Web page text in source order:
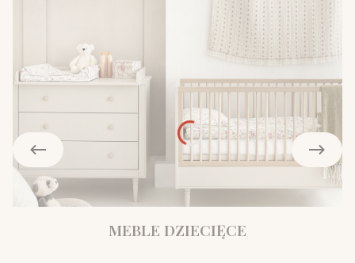
MEBLE DZIECIĘCE